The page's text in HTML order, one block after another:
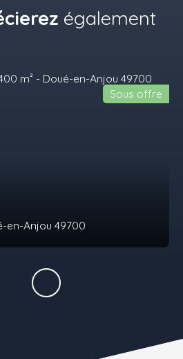
également
en-Anjou 49700
Sous offre